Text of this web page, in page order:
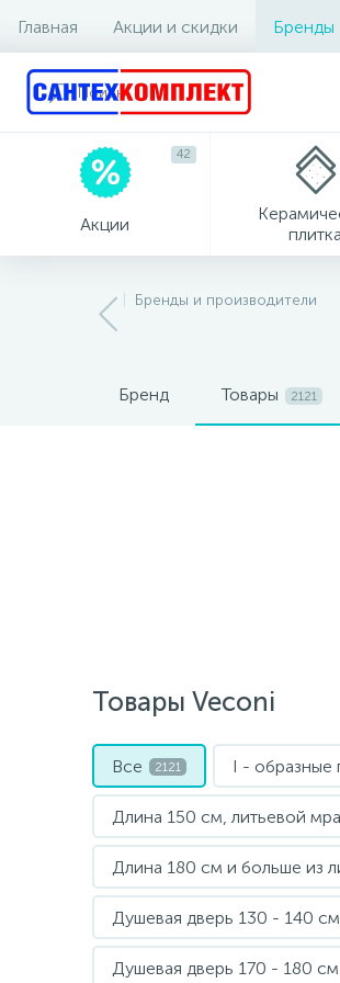
Главная Акции и скидки Бренды
Акции
42
плитка
Бренды и производители
Бренд Товары 2121
Товары Veconi
Все 2121 I - образные
Длина 150 см, литьевой
Длина 180 см и больше из
Душевая дверь 130 - 140 см
Душевая дверь 170 - 180 см